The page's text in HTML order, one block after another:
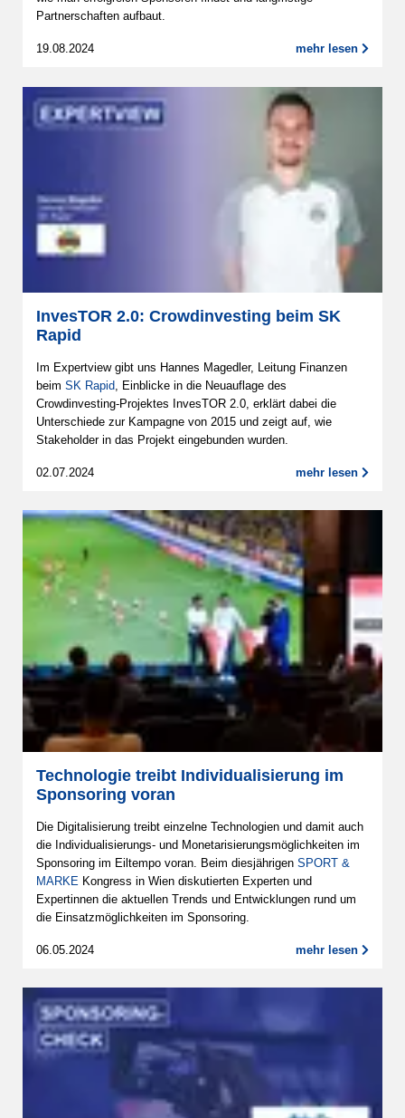
Partnerschaften aufbaut.
19.08.2024 mehr lesen
InvesTOR 2.0: Crowdinvesting beim SK
Rapid
Im Expertview gibt uns Hannes Magedler, Leitung Finanzen
beim SK Rapid , Einblicke in die Neuauflage des
Crowdinvesting-Projektes InvesTOR 2.0, erklärt dabei die
Unterschiede zur Kampagne von 2015 und zeigt auf, wie
Stakeholder in das Projekt eingebunden wurden.
02.07.2024 mehr lesen
Technologie treibt Individualisierung im
Sponsoring voran
Die Digitalisierung treibt einzelne Technologien und damit auch
die Individualisierungs- und Monetarisierungsmöglichkeiten im
Sponsoring im Eiltempo voran. Beim diesjährigen SPORT &
MARKE Kongress in Wien diskutierten Experten und
Expertinnen die aktuellen Trends und Entwicklungen rund um
die Einsatzmöglichkeiten im Sponsoring.
06.05.2024 mehr lesen